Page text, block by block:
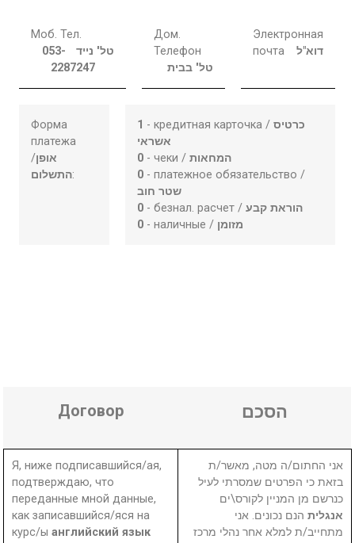
Моб. Тел.
טל' נייד
053-
2287247
Дом.
Телефон
טל' בבית
Электронная
почта
דוא"ל
Форма
платежа
/אופן
התשלום:
1 - кредитная карточка /כרטיס
אשראי
0 - чеки /המחאות
0 - платежное обязательство /
שטר חוב
0 - безнал. расчет /הוראת קבע
0 - наличные / מזומן
Договор הסכם
Я, ниже подписавшийся/ая,
подтверждаю, что
переданные мной данные,
как записавшийся/яся на
курс/ыанглийский язык
אני החתום/ה מטה, מאשר/ת
בזאת כי הפרטים שמסרתי לעיל
כנרשם מן המניין לקורס\ים
אנגלית הנם נכונים. אני
מתחייב/ת למלא אחר נהלי מרכז